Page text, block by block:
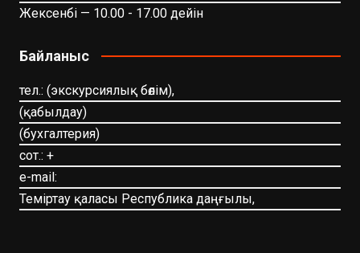
Жексенбі — 10.00 - 17.00 дейін
Байланыс
тел.: (экскурсиялық бөлім),
(қабылдау)
(бухгалтерия)
сот.: +
e-mail:
Теміртау қаласы Республика даңғылы,